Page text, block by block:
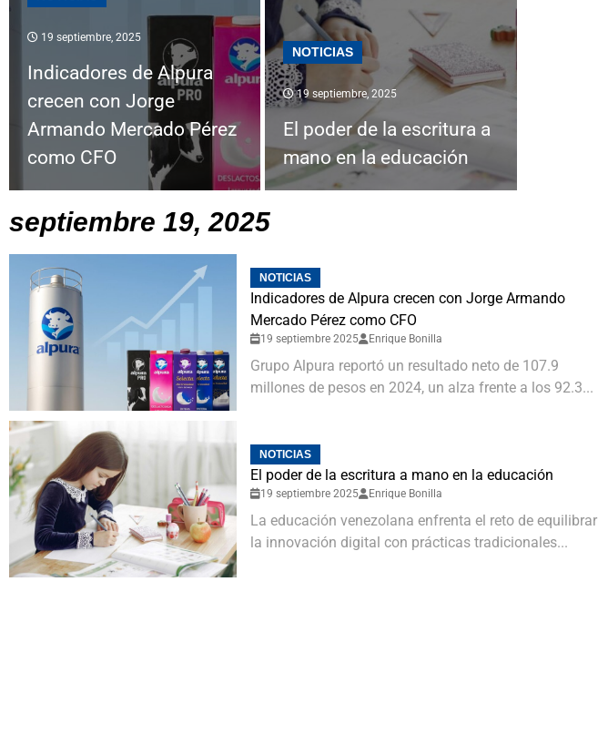
19 septiembre, 2025
Indicadores de Alpura
crecen con Jorge
Armando Mercado Pérez
como CFO
NOTICIAS
19 septiembre, 2025
El poder de la escritura a
mano en la educación
septiembre 19, 2025
NOTICIAS
Indicadores de Alpura crecen con Jorge Armando
Mercado Pérez como CFO
19 septiembre 2025 Enrique Bonilla
Grupo Alpura reportó un resultado neto de 107.9
millones de pesos en 2024, un alza frente a los 92.3...
NOTICIAS
El poder de la escritura a mano en la educación
19 septiembre 2025 Enrique Bonilla
La educación venezolana enfrenta el reto de equilibrar
la innovación digital con prácticas tradicionales...